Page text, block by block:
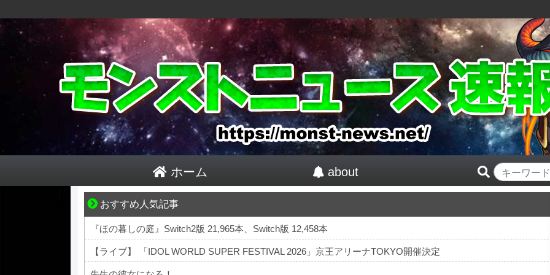
ホーム about
おすすめ人気記事
平穏が少しずつ壊れていく家族の物語。
『ほの暮しの庭』Switch2版 21,965本、Switch版 12,458本
【ライブ】 「IDOL WORLD SUPER FESTIVAL 2026」京王アリーナTOKYO開催決定